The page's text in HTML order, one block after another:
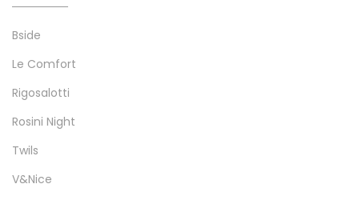
Bside
Le Comfort
Rigosalotti
Rosini Night
Twils
V&Nice